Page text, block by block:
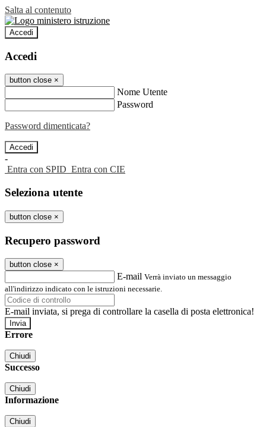
Salta al contenuto
Accedi
Accedi
button close ×
Nome Utente
Password
Password dimenticata?
-
Entra con SPID Entra con CIE
Seleziona utente
button close ×
Recupero password
button close ×
E-mail Verrà inviato un messaggio
all'indirizzo indicato con le istruzioni necessarie.
E-mail inviata, si prega di controllare la casella di posta elettronica!
Errore
Chiudi
Successo
Chiudi
Informazione
Chiudi